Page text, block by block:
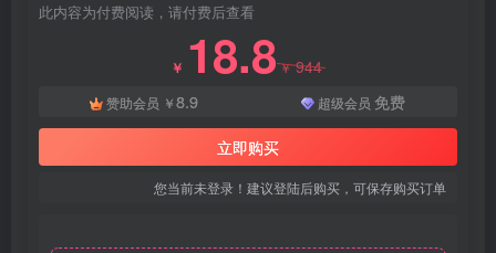
此内容为付费阅读，请付费后查看
￥ 18.8￥944
赞助会员 ￥8.9 超级会员 免费
立即购买
您当前未登录！建议登陆后购买，可保存购买订单